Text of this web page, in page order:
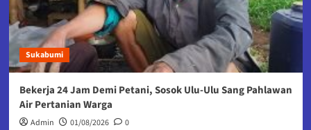
Sukabumi
Bekerja 24 Jam Demi Petani, Sosok Ulu-Ulu Sang Pahlawan
Air Pertanian Warga
Admin 01/08/2026 0